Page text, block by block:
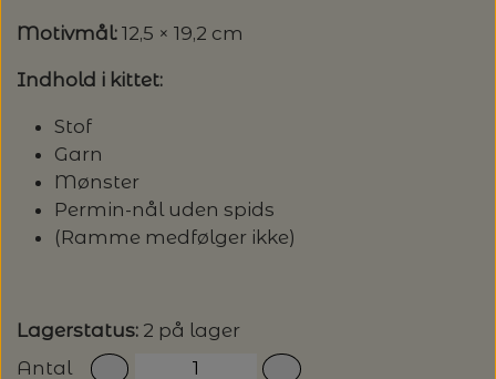
BALDYRE: UDVALGTE BRODERIER - SPAR
SUSIE HAUMANN
Motivmål: 12,5 × 19,2 cm
Indhold i kittet:
Stof
Garn
Mønster
Permin-nål uden spids
(Ramme medfølger ikke)
Lagerstatus: 2 på lager
Antal